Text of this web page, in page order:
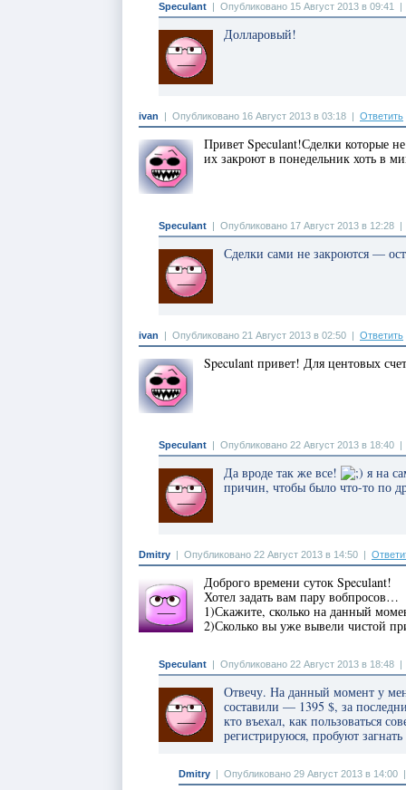
Speculant | Опубликовано 15 Август 2013 в 09:41
Долларовый!
ivan | Опубликовано 16 Август 2013 в 03:18 | Ответить
Привет Speculant!Сделки которые
их закроют в понедельник хоть в
Speculant | Опубликовано 17 Август 2013 в 12:28
Сделки сами не закроются —
ivan | Опубликовано 21 Август 2013 в 02:50 | Ответить
Speculant привет! Для центовых
Speculant | Опубликовано 22 Август 2013 в 18:40
Да вроде так же все!
я на
причин, чтобы было что-то по
Dmitry | Опубликовано 22 Август 2013 в 14:50 |
Доброго времени суток Speculant!
Хотел задать вам пару вобпросов…
1)Скажите, сколько на данный
2)Сколько вы уже вывели чистой
Speculant | Опубликовано 22 Август 2013 в 18:48
Отвечу. На данный момент у
составили — 1395 $, за
кто въехал, как пользоваться
регистрируюся, пробуют
Dmitry | Опубликовано 29 Август 2013 в 14:00